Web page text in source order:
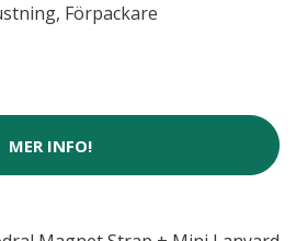
, Förpackare
MER INFO!